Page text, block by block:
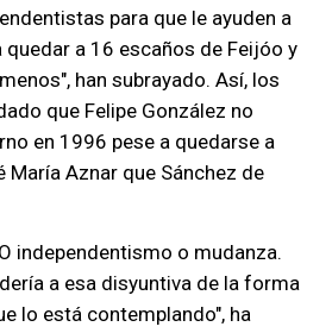
para que le ayuden a
a 16 escaños de Feijóo y
han subrayado. Así, los
que Felipe González no
en 1996 pese a quedarse a
Aznar que Sánchez de
independentismo o mudanza.
a esa disyuntiva de la forma
lo está contemplando", ha